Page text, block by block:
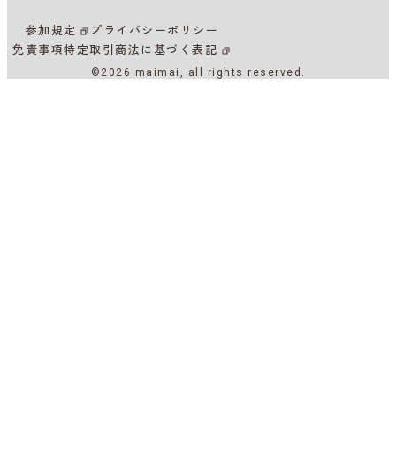
参加規定
プライバシーポリシー
免責事項特定取引商法に基づく表記
©2026 maimai, all rights reserved.